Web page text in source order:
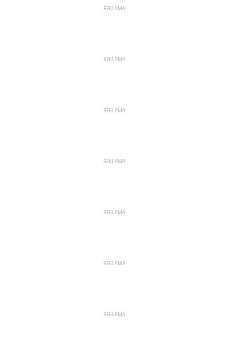
REKLAMA
REKLAMA
REKLAMA
REKLAMA
REKLAMA
REKLAMA
REKLAMA